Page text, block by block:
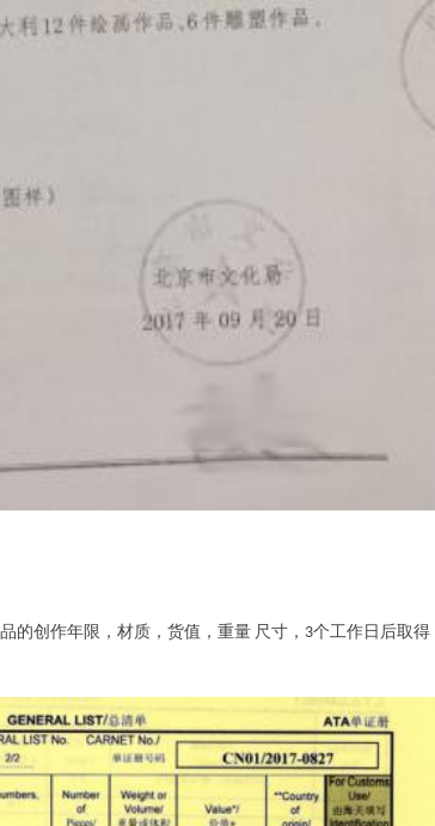
的创作年限，材质，货值，重量 尺寸， 3个工作日后取得